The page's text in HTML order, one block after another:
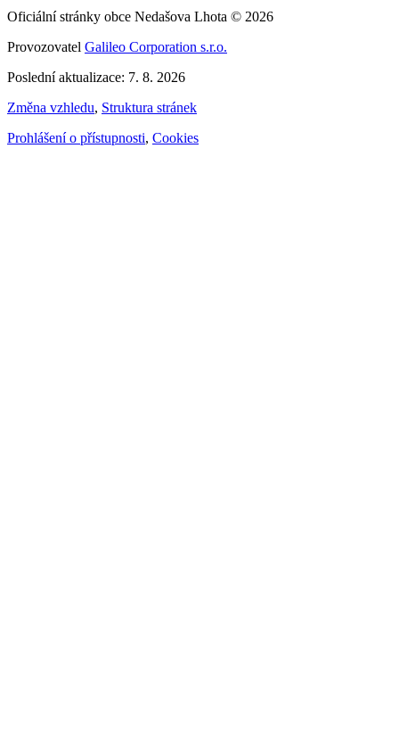
Oficiální stránky obce Nedašova Lhota © 2026
Provozovatel Galileo Corporation s.r.o.
Poslední aktualizace: 7. 8. 2026
Změna vzhledu, Struktura stránek
Prohlášení o přístupnosti, Cookies